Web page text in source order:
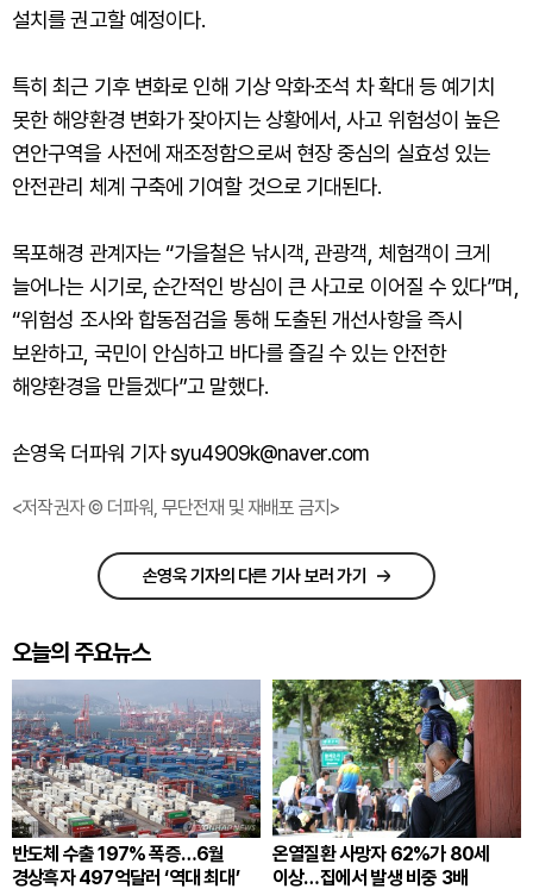
설치를 권고할 예정이다.
특히 최근 기후 변화로 인해 기상 악화·조석 차 확대 등 예기치
못한 해양환경 변화가 잦아지는 상황에서, 사고 위험성이 높은
연안구역을 사전에 재조정함으로써 현장 중심의 실효성 있는
안전관리 체계 구축에 기여할 것으로 기대된다.
목포해경 관계자는 “가을철은 낚시객, 관광객, 체험객이 크게
늘어나는 시기로, 순간적인 방심이 큰 사고로 이어질 수 있다”며,
“위험성 조사와 합동점검을 통해 도출된 개선사항을 즉시
보완하고, 국민이 안심하고 바다를 즐길 수 있는 안전한
해양환경을 만들겠다”고 말했다.
손영욱 더파워 기자 syu4909k@naver.com
<저작권자 © 더파워, 무단전재 및 재배포 금지>
손영욱 기자의 다른 기사 보러 가기
오늘의 주요뉴스
반도체 수출 197% 폭증…6월
경상흑자 497억달러 ‘역대 최대’
온열질환 사망자 62%가 80세
이상…집에서 발생 비중 3배